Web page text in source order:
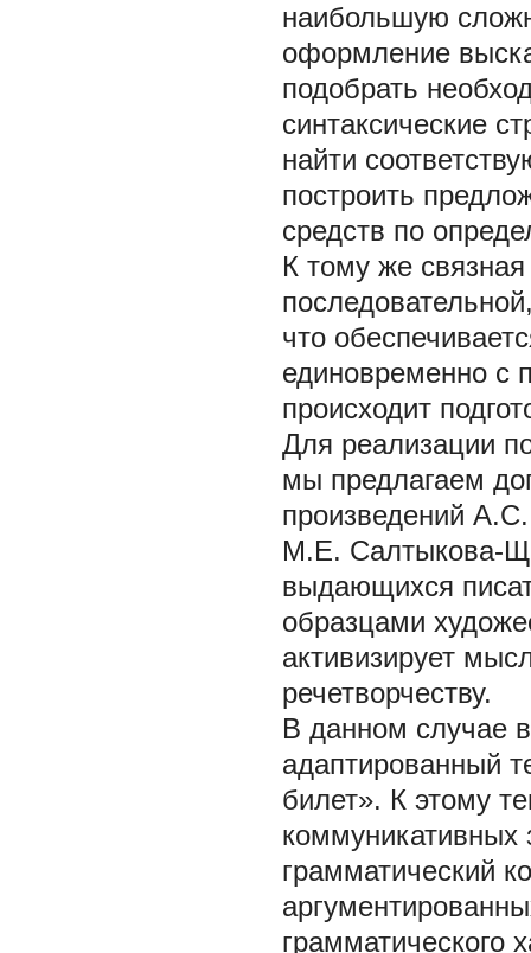
наибольшую
оформление
подобрать
синтаксические
найти
построить
средств по
К тому же
что
единовременно с
происходит
Для реализации
мы предлагаем
произведений
М.Е. Салтыкова-
выдающихся
образцами
активизирует
речетворчеству.
В данном случае
адаптированный
билет». К этому
коммуникативных
грамматический
грамматического